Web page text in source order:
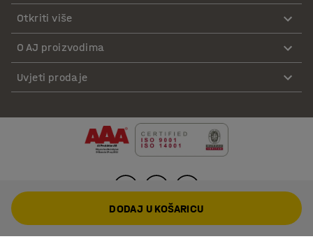
Otkriti više
O AJ proizvodima
Uvjeti prodaje
DODAJ U KOŠARICU